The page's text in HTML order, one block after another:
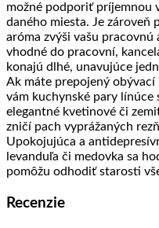
možné podporiť príjemnou
daného miesta. Je zároveň
aróma zvýši vašu
vhodné do pracovní,
konajú dlhé, unavujúce
Ak máte prepojený obývací
vám kuchynské pary línúce
elegantné kvetinové či
zničí pach vyprážaných
Upokojujúca a
levanduľa či medovka sa
pomôžu odhodiť starosti
Recenzie